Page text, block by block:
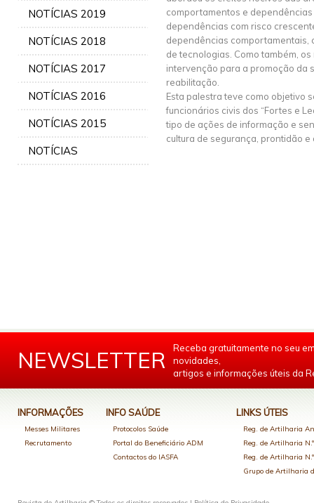
NOTÍCIAS 2019
NOTÍCIAS 2018
NOTÍCIAS 2017
NOTÍCIAS 2016
NOTÍCIAS 2015
NOTÍCIAS
comportamentos e
dependências com risco
dependências comportamentais,
de tecnologias. Como também,
intervenção para a promoção da
reabilitação.
Esta palestra teve como objetivo
funcionários civis dos “Fortes e
tipo de ações de informação e
cultura de segurança, prontidão
NEWSLETTER
Receba gratuitamente no seu
novidades,
artigos e informações úteis da
INFORMAÇÕES
Messes Militares
Recrutamento
INFO SAÚDE
Protocolos Saúde
Portal do Beneficiário ADM
Contactos do IASFA
LINKS ÚTEIS
Reg. de Artilharia
Reg. de Artilharia
Reg. de Artilharia
Grupo de Artilharia